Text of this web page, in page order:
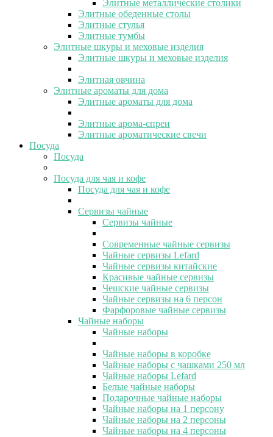
Элитные металлические столики
Элитные обеденные столы
Элитные стулья
Элитные тумбы
Элитные шкуры и меховые изделия
Элитные шкуры и меховые изделия
Элитная овчина
Элитные ароматы для дома
Элитные ароматы для дома
Элитные арома-спреи
Элитные ароматические свечи
Посуда
Посуда
Посуда для чая и кофе
Посуда для чая и кофе
Сервизы чайные
Сервизы чайные
Современные чайные сервизы
Чайные сервизы Lefard
Чайные сервизы китайские
Красивые чайные сервизы
Чешские чайные сервизы
Чайные сервизы на 6 персон
Фарфоровые чайные сервизы
Чайные наборы
Чайные наборы
Чайные наборы в коробке
Чайные наборы с чашками 250 мл
Чайные наборы Lefard
Белые чайные наборы
Подарочные чайные наборы
Чайные наборы на 1 персону
Чайные наборы на 2 персоны
Чайные наборы на 4 персоны